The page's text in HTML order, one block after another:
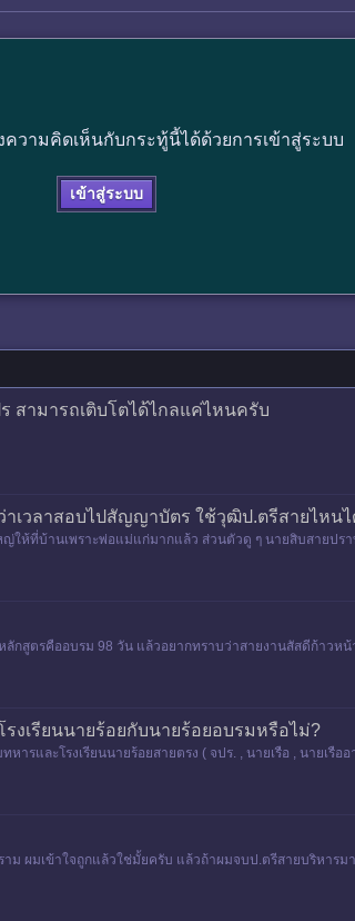
วามคิดเห็นกับกระทู้นี้ได้ด้วยการเข้าสู่ระบบ
เข้าสู่ระบบ
สามารถเติบโตได้ไกลแค่ไหนครับ
าเวลาสอบไปสัญญาบัตร ใช้วุฒิป.ตรีสายไหน
ให้ที่บ้านเพราะพ่อแม่แก่มากแล้ว ส่วนตัวดู ๆ นายสิบสายปร
สูตรคืออบรม 98 วัน แล้วอยากทราบว่าสายงานสัสดีก้าวหน้
งเรียนนายร้อยกับนายร้อยอบรมหรือไม่?
ารและโรงเรียนนายร้อยสายตรง ( จปร. , นายเรือ , นาย
ผมเข้าใจถูกแล้วใช่มั้ยครับ แล้วถ้าผมจบป.ตรีสายบริหารม